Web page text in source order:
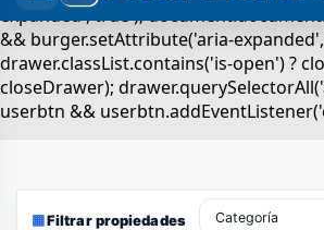
▦Filtrar propiedades